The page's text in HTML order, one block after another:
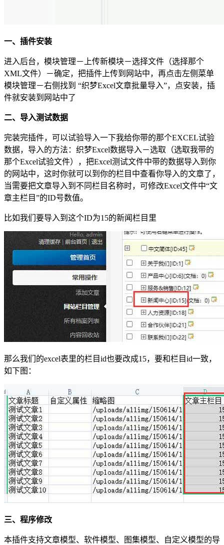
一、插件安装
进入后台，模块管理－上传新模块－选择文件（选择那个
XML文件）－确定，把插件上传到网站中，再点击左侧菜单
模块管理－右侧找到 “织梦Excel文章批量导入”，点安装，插
件就安装到网站中了
二、导入测试数据
完装完插件，可以试验导入一下我给你带的那个EXCEL试验
数据，导入的方法：织梦Excel数据导入－选取（选取我带的
那个Excel试验文件），把Excel测试文件中带的数据导入到你
的网站中，这时你就可以到你的栏目中查看你导入的文章了，
当需要把文章导入到不同栏目名称时，可修改Excel文件中“文
章主栏目”的ID号数值。
比如我们要导入到这个ID为15的新闻栏目里
那么我们的excel表里的栏目id也要改成15，要和栏目id一致，
如下图：
三、程序修改
本插件支持文章模型、软件模型、图集模型、自定义模型的导